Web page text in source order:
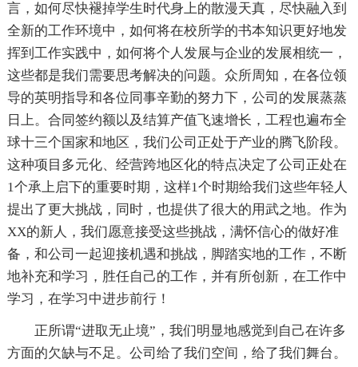
言，如何尽快褪掉学生时代身上的散漫天真，尽快融入到
全新的工作环境中，如何将在校所学的书本知识更好地发
挥到工作实践中，如何将个人发展与企业的发展相统一，
这些都是我们需要思考解决的问题。众所周知，在各位领
导的英明指导和各位同事辛勤的努力下，公司的发展蒸蒸
日上。合同签约额以及结算产值飞速增长，工程也遍布全
球十三个国家和地区，我们公司正处于产业的腾飞阶段。
这种项目多元化、经营跨地区化的特点决定了公司正处在
1个承上启下的重要时期，这样1个时期给我们这些年轻人
提出了更大挑战，同时，也提供了很大的用武之地。作为
XX的新人，我们愿意接受这些挑战，满怀信心的做好准
备，和公司一起迎接机遇和挑战，脚踏实地的工作，不断
地补充和学习，胜任自己的工作，并有所创新，在工作中
学习，在学习中进步前行！
正所谓“进取无止境”，我们明显地感觉到自己在许多
方面的欠缺与不足。公司给了我们空间，给了我们舞台。